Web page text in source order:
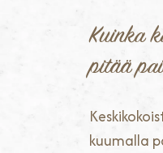
Kuinka
pitää
kuumalla